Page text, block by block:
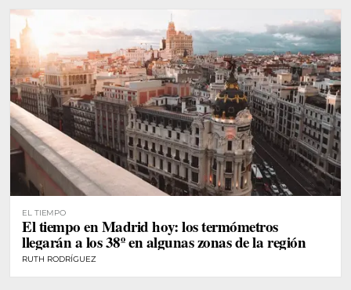
EL TIEMPO
El tiempo en Madrid hoy: los termómetros
llegarán a los 38º en algunas zonas de la región
RUTH RODRÍGUEZ